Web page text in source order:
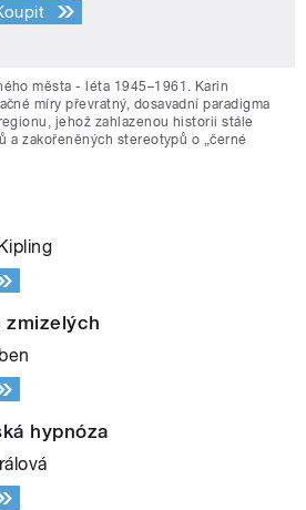
města - léta 1945–1961. Karin
míry převratný, dosavadní paradigma
jehož zahlazenou historii stále
a zakořeněných stereotypů o „černé
zmizelých
hypnóza